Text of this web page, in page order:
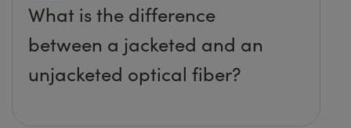
What is the difference
between a jacketed and an
unjacketed optical fiber?